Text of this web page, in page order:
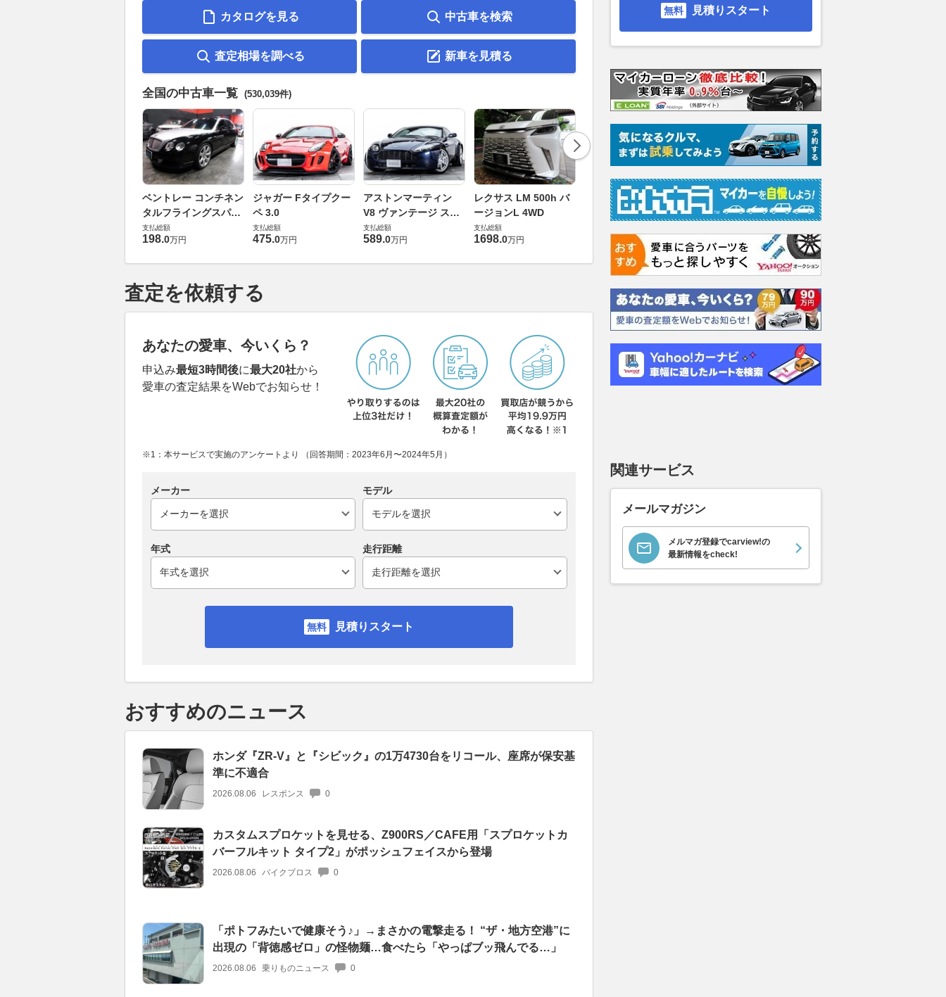
カタログを見る 中古車を検索
査定相場を調べる 新車を見積る
全国の中古車一覧 (530,039件)
ベントレー コンチネン
タルフライングスパー
6.0 4WD
支払総額
198.0万円
ジャガー Fタイプクー
ペ 3.0
支払総額
475.0万円
アストンマーティン
V8 ヴァンテージ スポ
ーツシフト
支払総額
589.0万円
レクサス LM 500h バ
ージョンL 4WD
支払総額
1698.0万円
ロールスロイス ゴース
ト ロールスロイス ゴ
ースト(第1世代 / RR4)
支払総額
1万円
ホンダ NSX 3.0
支払総額
898.0万円
日産 エルグランド 3.5
VIP パワーシートパッ
ケージ
支払総額
684
査定を依頼する
あなたの愛車、今いくら？
申込み最短3時間後に最大20社から
愛車の査定結果をWebでお知らせ！
※1：本サービスで実施のアンケートより （回答期間：2023年6月〜2024年5月）
メーカー モデル
年式 走行距離
見積りスタート
おすすめのニュース
ホンダ『ZR-V』と『シビック』の1万4730台をリコール、座席が保安基
準に不適合
2026.08.06 レスポンス 0
カスタムスプロケットを見せる、Z900RS／CAFE用「スプロケットカ
バーフルキット タイプ2」がポッシュフェイスから登場
2026.08.06 バイクブロス 0
「ポトフみたいで健康そう♪」→まさかの電撃走る！ “ザ・地方空港”に
出現の「背徳感ゼロ」の怪物麺…食べたら「やっぱブッ飛んでる…」
2026.08.06 乗りものニュース 0
見積りスタート
関連サービス
メールマガジン
メルマガ登録でcarview!の
最新情報をcheck!